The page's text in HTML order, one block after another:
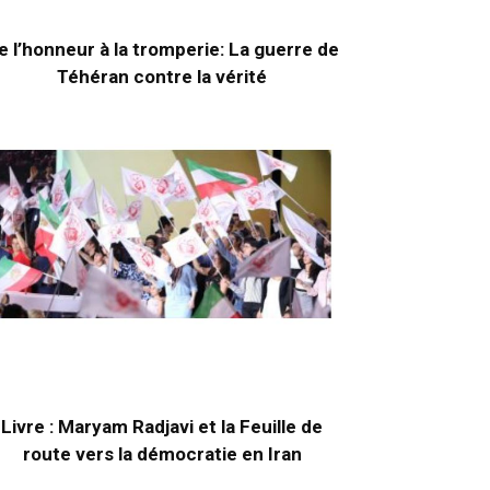
l’honneur à la tromperie: La guerre de
Téhéran contre la vérité
Livre : Maryam Radjavi et la Feuille de
route vers la démocratie en Iran